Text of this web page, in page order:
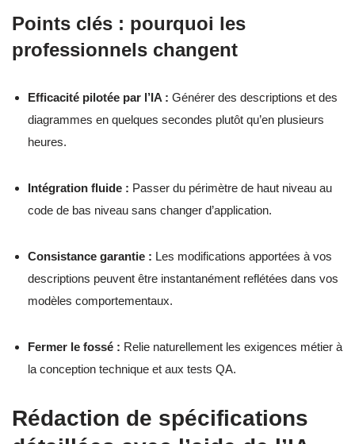
Points clés : pourquoi les
professionnels changent
Efficacité pilotée par l’IA : Générer des descriptions et des
diagrammes en quelques secondes plutôt qu’en plusieurs
heures.
Intégration fluide : Passer du périmètre de haut niveau au
code de bas niveau sans changer d’application.
Consistance garantie : Les modifications apportées à vos
descriptions peuvent être instantanément reflétées dans vos
modèles comportementaux.
Fermer le fossé : Relie naturellement les exigences métier à
la conception technique et aux tests QA.
Rédaction de spécifications